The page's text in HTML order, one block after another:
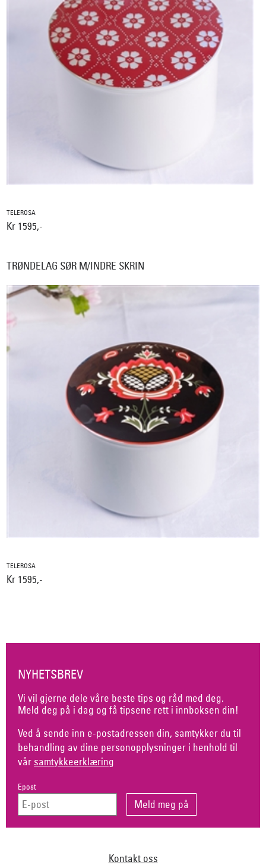
TELEROSA
Kr 1595,-
TRØNDELAG SØR M/INDRE SKRIN
TELEROSA
Kr 1595,-
NYHETSBREV
Vi vil gjerne dele våre beste tips og råd med deg.
Meld deg på i dag og få tipsene rett i innboksen din!
Ved å sende inn e-postadressen din, samtykker du til
behandling av dine personopplysninger i henhold til
vår samtykkeerklæring
Epost
Kontakt oss